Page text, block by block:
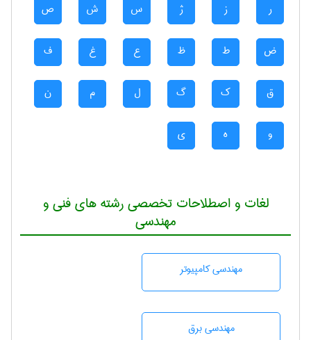
ر ز ژ س ش ص
ض ط ظ ع غ ف
ق ک گ ل م ن
و ه ی
لغات و اصطلاحات تخصصی رشته های فنی و
مهندسی
مهندسی كامپيوتر
مهندسی برق